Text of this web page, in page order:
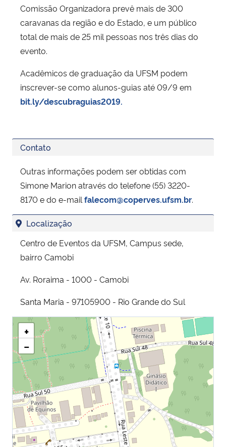
Comissão Organizadora prevê mais de 300
caravanas da região e do Estado, e um público
total de mais de 25 mil pessoas nos três dias do
evento.
Acadêmicos de graduação da UFSM podem
inscrever-se como alunos-guias até 09/9 em
bit.ly/descubraguias2019.
Contato
Outras informações podem ser obtidas com
Simone Marion através do telefone (55) 3220-
8170 e do e-mail falecom@coperves.ufsm.br.
Localização
Centro de Eventos da UFSM, Campus sede,
bairro Camobi
Av. Roraima - 1000 - Camobi
Santa Maria - 97105900 - Rio Grande do Sul
+
−